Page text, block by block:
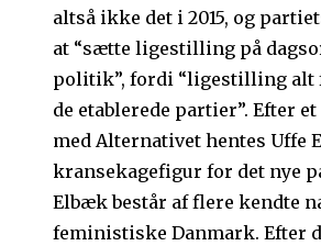
altså ikke det i 2015, og
at “sætte ligestilling på
politik”, fordi “ligestilling alt
de etablerede partier”. Efter
med Alternativet hentes Uffe
kransekagefigur for det nye
Elbæk består af flere kendte
feministiske Danmark. Efter